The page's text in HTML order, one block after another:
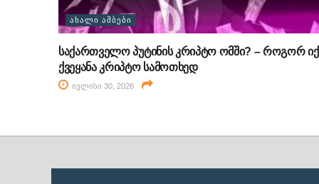
ᲐᲮᲐᲚᲘ ᲐᲛᲑᲔᲑᲘ
საქართველო პუტინის კრიპტო ომში? – როგორ
ქვეყანა კრიპტო სამოთხედ
ივლისი 30, 2026